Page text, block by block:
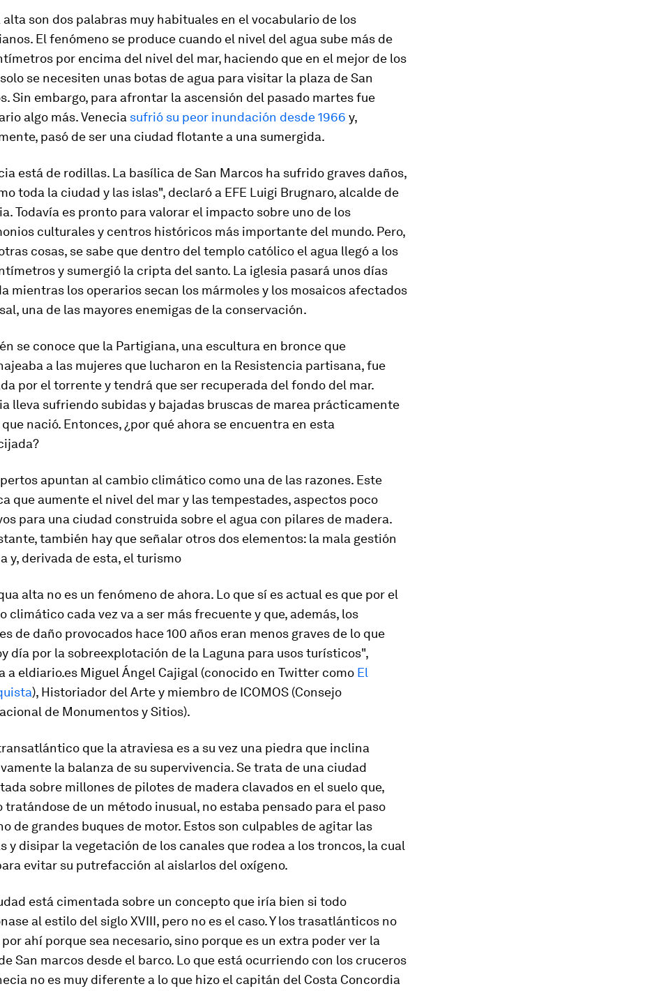
alta son dos palabras muy habituales en el vocabulario de los
El fenómeno se produce cuando el nivel del agua sube más de
por encima del nivel del mar, haciendo que en el mejor de los
se necesiten unas botas de agua para visitar la plaza de San
Sin embargo, para afrontar la ascensión del pasado martes fue
algo más. Venecia sufrió su peor inundación desde 1966 y,
pasó de ser una ciudad flotante a una sumergida.
está de rodillas. La basílica de San Marcos ha sufrido graves daños,
toda la ciudad y las islas", declaró a EFE Luigi Brugnaro, alcalde de
Todavía es pronto para valorar el impacto sobre uno de los
culturales y centros históricos más importante del mundo. Pero,
cosas, se sabe que dentro del templo católico el agua llegó a los
y sumergió la cripta del santo. La iglesia pasará unos días
mientras los operarios secan los mármoles y los mosaicos afectados
una de las mayores enemigas de la conservación.
se conoce que la Partigiana, una escultura en bronce que
a las mujeres que lucharon en la Resistencia partisana, fue
por el torrente y tendrá que ser recuperada del fondo del mar.
lleva sufriendo subidas y bajadas bruscas de marea prácticamente
nació. Entonces, ¿por qué ahora se encuentra en esta
apuntan al cambio climático como una de las razones. Este
que aumente el nivel del mar y las tempestades, aspectos poco
para una ciudad construida sobre el agua con pilares de madera.
también hay que señalar otros dos elementos: la mala gestión
y, derivada de esta, el turismo
alta no es un fenómeno de ahora. Lo que sí es actual es que por el
climático cada vez va a ser más frecuente y que, además, los
de daño provocados hace 100 años eran menos graves de lo que
día por la sobreexplotación de la Laguna para usos turísticos",
a eldiario.es Miguel Ángel Cajigal (conocido en Twitter como El
), Historiador del Arte y miembro de ICOMOS (Consejo
de Monumentos y Sitios).
que la atraviesa es a su vez una piedra que inclina
la balanza de su supervivencia. Se trata de una ciudad
sobre millones de pilotes de madera clavados en el suelo que,
tratándose de un método inusual, no estaba pensado para el paso
de grandes buques de motor. Estos son culpables de agitar las
y disipar la vegetación de los canales que rodea a los troncos, la cual
evitar su putrefacción al aislarlos del oxígeno.
está cimentada sobre un concepto que iría bien si todo
al estilo del siglo XVIII, pero no es el caso. Y los trasatlánticos no
ahí porque sea necesario, sino porque es un extra poder ver la
San marcos desde el barco. Lo que está ocurriendo con los cruceros
no es muy diferente a lo que hizo el capitán del Costa Concordia